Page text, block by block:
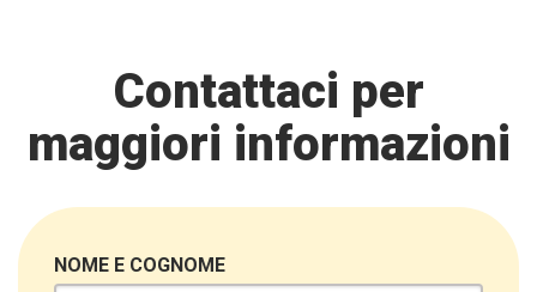
Contattaci per
maggiori informazioni
NOME E COGNOME